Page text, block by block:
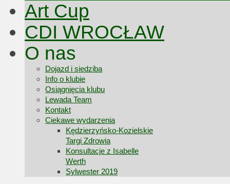
Art Cup
CDI WROCŁAW
O nas
Dojazd i siedziba
Info o klubie
Osiągnięcia klubu
Lewada Team
Kontakt
Ciekawe wydarzenia
Kędzierzyńsko-Kozielskie
Targi Zdrowia
Konsultacje z Isabelle
Werth
Sylwester 2019